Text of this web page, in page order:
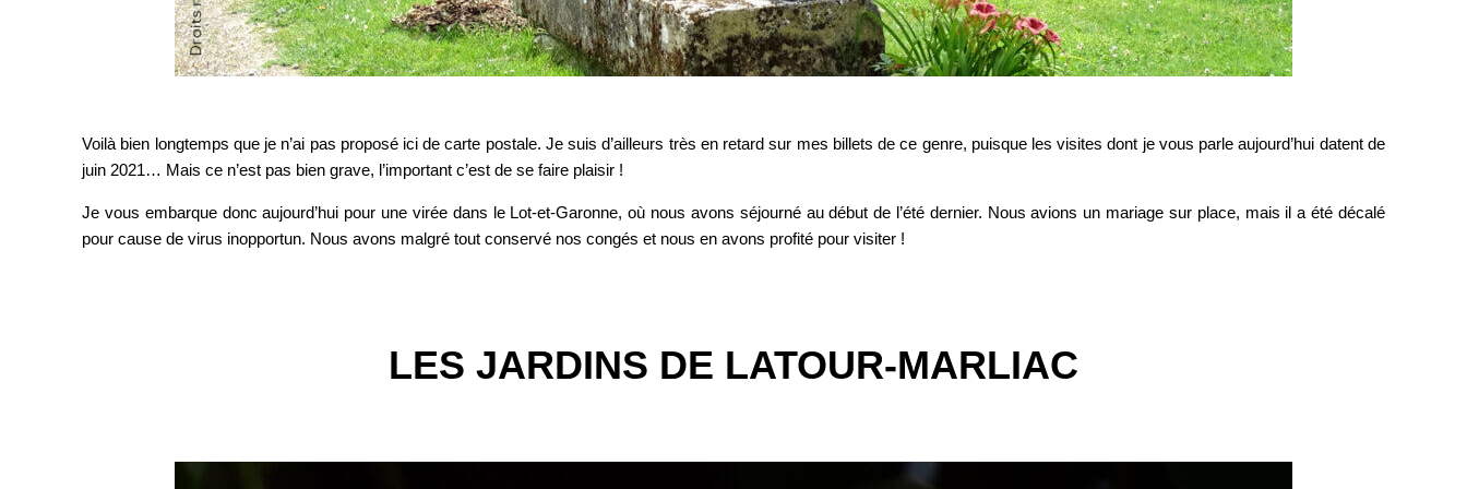
Voilà bien longtemps que je n’ai pas proposé ici de carte postale. Je suis d’ailleurs très en retard sur mes billets de ce genre, puisque les visites dont je vous parle aujourd’hui datent de
juin 2021… Mais ce n’est pas bien grave, l’important c’est de se faire plaisir !
Je vous embarque donc aujourd’hui pour une virée dans le Lot-et-Garonne, où nous avons séjourné au début de l’été dernier. Nous avions un mariage sur place, mais il a été décalé
pour cause de virus inopportun. Nous avons malgré tout conservé nos congés et nous en avons profité pour visiter !
LES JARDINS DE LATOUR-MARLIAC